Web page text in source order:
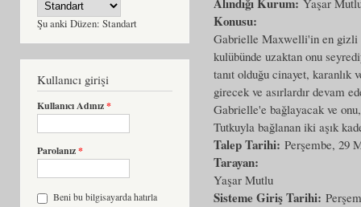
Şu anki Düzen: Standart
Kullanıcı girişi
Kullanıcı Adınız*
Parolanız*
Beni bu bilgisayarda hatırla
Konusu:
Gabrielle Maxwelli'in en gizli
kulübünde uzaktan onu
tanıt olduğu cinayet, karanlık
girecek ve asırlardır devam
Gabrielle'e bağlayacak ve
Tutkuyla bağlanan iki aşık
Talep Tarihi: Perşembe, 29
Tarayan:
Yaşar Mutlu
Sisteme Giriş Tarihi: